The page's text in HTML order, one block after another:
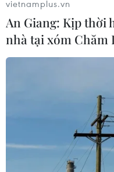
Thái Lan phát hiện
long ăn thịt hơn 130
05/08/2026 00:00
WHO ghi nhận tín
thử nghiệm điều trị
vietnamplus.vn
An Giang: Kịp thời
nhà tại xóm Chăm